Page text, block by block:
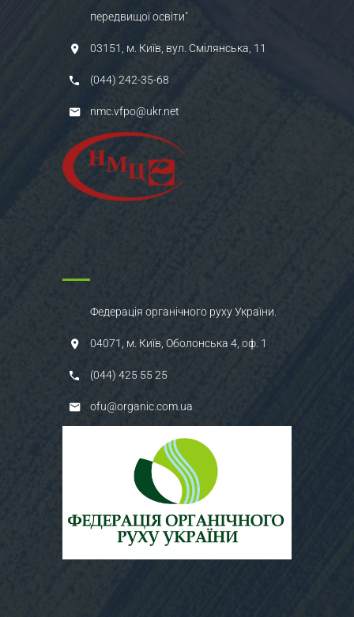
передвищої освіти"
03151, м. Київ, вул. Смілянська, 11
(044) 242-35-68
nmc.vfpo@ukr.net
Федерація органічного руху України.
04071, м. Київ, Оболонська 4, оф. 1
(044) 425 55 25
ofu@organic.com.ua